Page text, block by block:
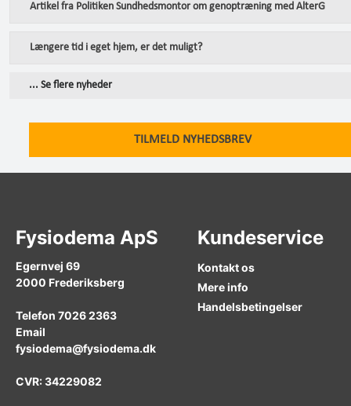
Artikel fra Politiken Sundhedsmontor om genoptræning med AlterG
Længere tid i eget hjem, er det muligt?
... Se flere nyheder
TILMELD NYHEDSBREV
Fysiodema ApS
Egernvej 69
2000 Frederiksberg
Telefon 7026 2363
Email
fysiodema@fysiodema.dk
CVR: 34229082
Kundeservice
Kontakt os
Mere info
Handelsbetingelser